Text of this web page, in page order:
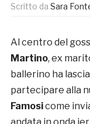
Scritto da Sara
Al centro del
Martino, ex
ballerino ha
partecipare alla
Famosicome